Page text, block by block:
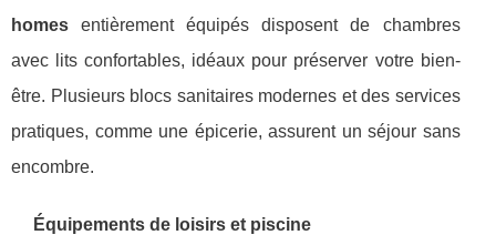
homes entièrement équipés disposent de chambres
avec lits confortables, idéaux pour préserver votre bien-
être. Plusieurs blocs sanitaires modernes et des services
pratiques, comme une épicerie, assurent un séjour sans
encombre.
Équipements de loisirs et piscine